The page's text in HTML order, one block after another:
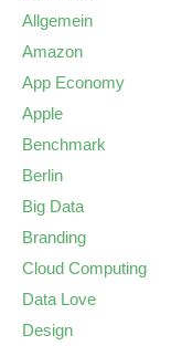
Allgemein
Amazon
App Economy
Apple
Benchmark
Berlin
Big Data
Branding
Cloud Computing
Data Love
Design